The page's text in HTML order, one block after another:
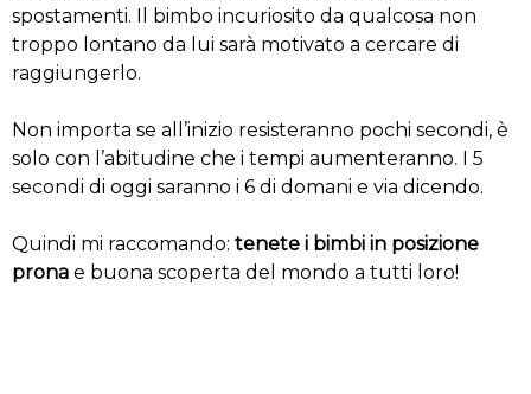
spostamenti. Il bimbo incuriosito da qualcosa non
troppo lontano da lui sarà motivato a cercare di
raggiungerlo.
Non importa se all’inizio resisteranno pochi secondi, è
solo con l’abitudine che i tempi aumenteranno. I 5
secondi di oggi saranno i 6 di domani e via dicendo.
Quindi mi raccomando: tenete i bimbi in posizione
prona e buona scoperta del mondo a tutti loro!